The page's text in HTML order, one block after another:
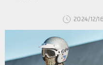
2024/12/16